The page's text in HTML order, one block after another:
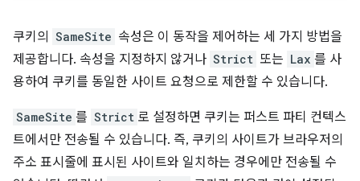
쿠키의 SameSite 속성은 이 동작을 제어하는 세 가지 방법을
제공합니다. 속성을 지정하지 않거나 Strict 또는 Lax 를 사
용하여 쿠키를 동일한 사이트 요청으로 제한할 수 있습니다.
SameSite 를 Strict 로 설정하면 쿠키는 퍼스트 파티 컨텍스
트에서만 전송될 수 있습니다. 즉, 쿠키의 사이트가 브라우저의
주소 표시줄에 표시된 사이트와 일치하는 경우에만 전송될 수